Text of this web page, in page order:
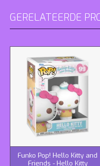
GERELATEERDE
Funko Pop! Hello Kitty and
Friends - Hello Kitty